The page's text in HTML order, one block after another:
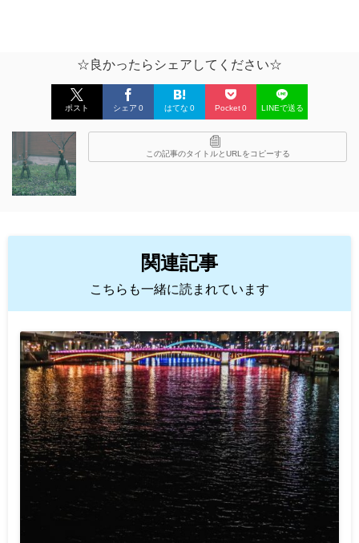
☆良かったらシェアしてください☆
ポスト シェア 0 はてな 0 Pocket0 LINEで送る
この記事のタイトルとURLをコピーする
関連記事
こちらも一緒に読まれています